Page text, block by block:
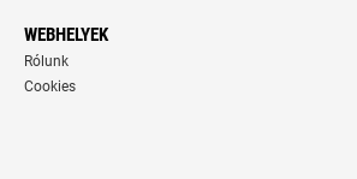
WEBHELYEK
Rólunk
Cookies